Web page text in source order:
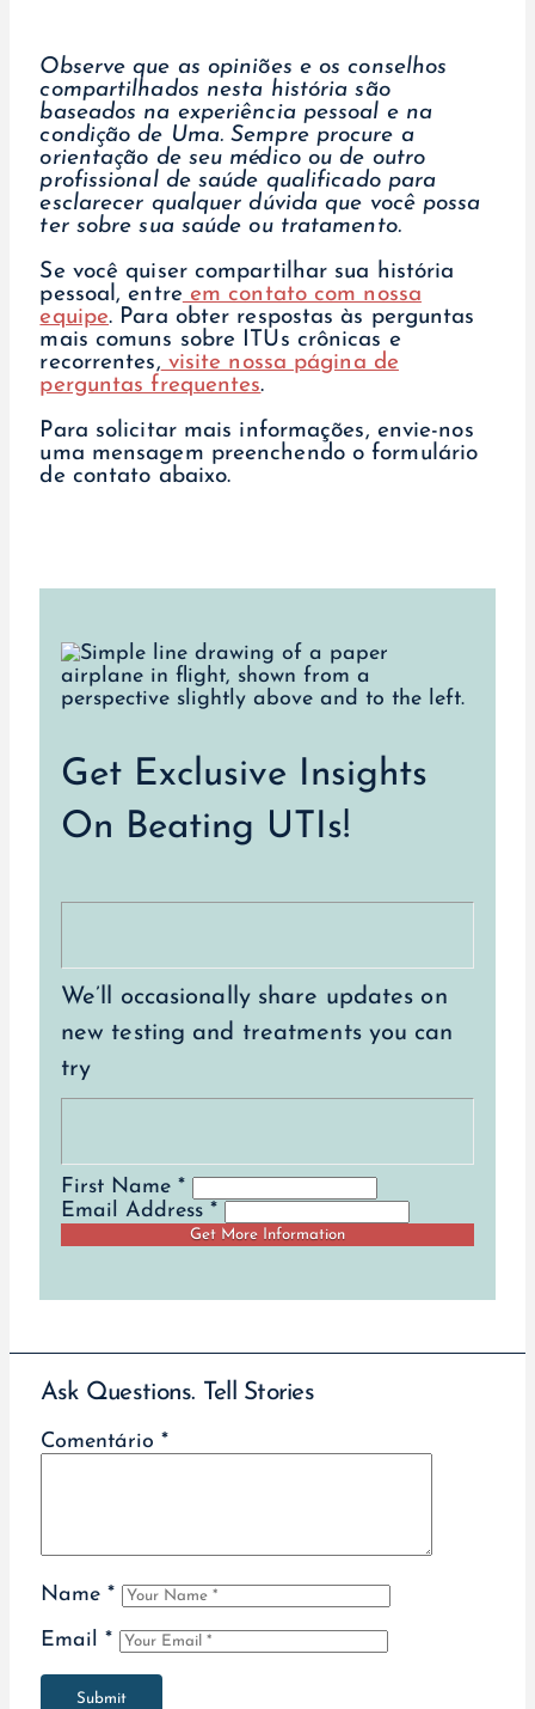
Observe que as opiniões e os conselhos
compartilhados nesta história são
baseados na experiência pessoal e na
condição de Uma. Sempre procure a
orientação de seu médico ou de outro
profissional de saúde qualificado para
esclarecer qualquer dúvida que você possa
ter sobre sua saúde ou tratamento.
Se você quiser compartilhar sua história
pessoal, entre em contato com nossa
equipe. Para obter respostas às perguntas
mais comuns sobre ITUs crônicas e
recorrentes, visite nossa página de
perguntas frequentes.
Para solicitar mais informações, envie-nos
uma mensagem preenchendo o formulário
de contato abaixo.
Get Exclusive Insights
On Beating UTIs!
We’ll occasionally share updates on
new testing and treatments you can
try
First Name *
Email Address *
Ask Questions. Tell Stories
Comentário *
Name *
Email *
Submit